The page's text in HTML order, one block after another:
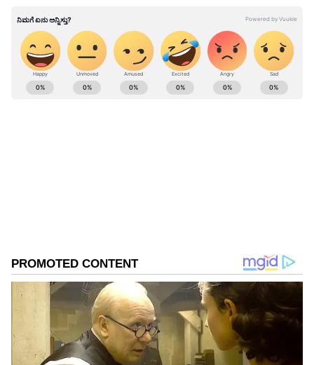
ಅನಂತ್ ಅಂಬಾನಿ-ರಾಧಿಕಾ ಪ್ರಿ ವೆಡ್ಡಿಂಗ್ ಇವೆಂಟ್‌ ವೆಚ್ಚ
ಭರ್ತಿ 1200 ಕೋಟಿ, ಮದುವೆಗೆ ಖರ್ಚು
ಮಾಡ್ತಿರೋದೆಷ್ಟು?
ABOUT THE AUTHOR